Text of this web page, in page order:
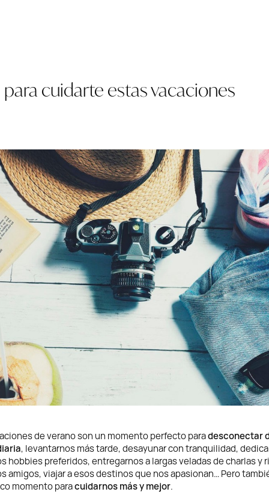
cuidarte estas vacaciones
de verano son un momento perfecto paradesconectar
, levantarnos más tarde, desayunar con tranquilidad,
hobbies preferidos, entregarnos a largas veladas de charlas y
amigos, viajar a esos destinos que nos apasionan… Pero
momento paracuidarnos más y mejor.